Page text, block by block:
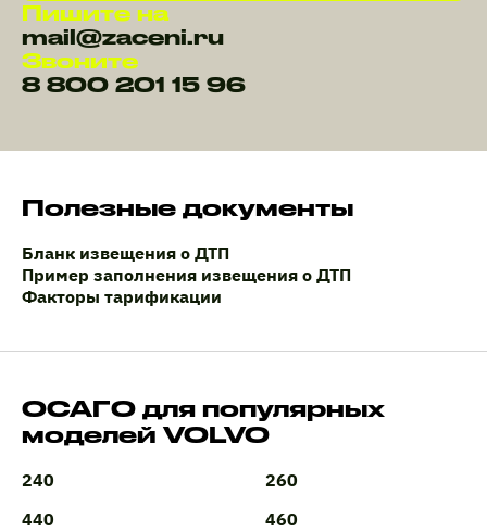
Пишите на
mail@zaceni.ru
Звоните
8 800 201 15 96
Полезные документы
Бланк извещения о ДТП
Пример заполнения извещения о ДТП
Факторы тарификации
ОСАГО для популярных
моделей VOLVO
240
260
440
460